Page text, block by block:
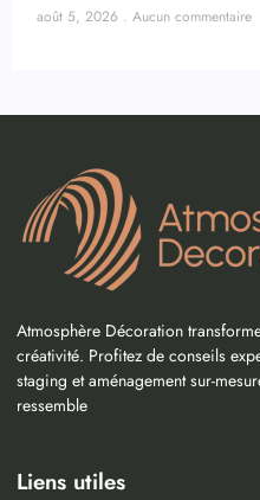
août 5, 2026 Aucun commentaire
Atmosphère Décoration
créativité. Profitez de conseils
staging et aménagement sur-
ressemble
Liens utiles